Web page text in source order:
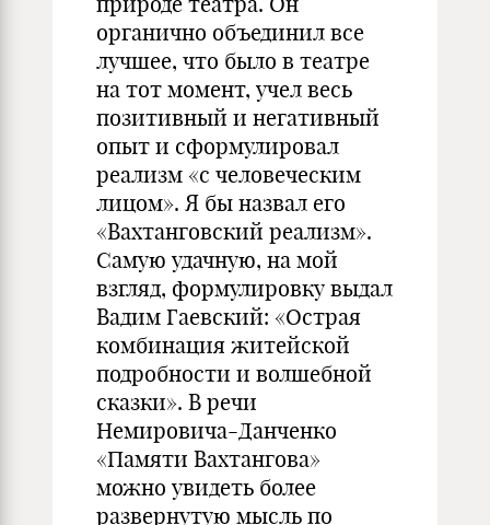
органично объединил все
лучшее, что было в театре
на тот момент, учел весь
позитивный и негативный
опыт и сформулировал
реализм «с человеческим
лицом». Я бы назвал его
«Вахтанговский реализм».
Самую удачную, на мой
взгляд, формулировку выдал
Вадим Гаевский: «Острая
комбинация житейской
подробности и волшебной
сказки». В речи
Немировича-Данченко
«Памяти Вахтангова»
можно увидеть более
развернутую мысль по